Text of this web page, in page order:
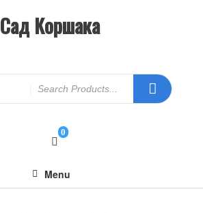
Сад Коршака
0
Menu